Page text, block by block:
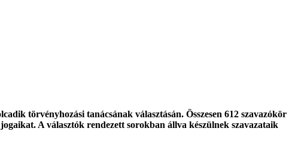
törvényhozási tanácsának választásán. Összesen 612 szavazókör
A választók rendezett sorokban állva készülnek szavazataik